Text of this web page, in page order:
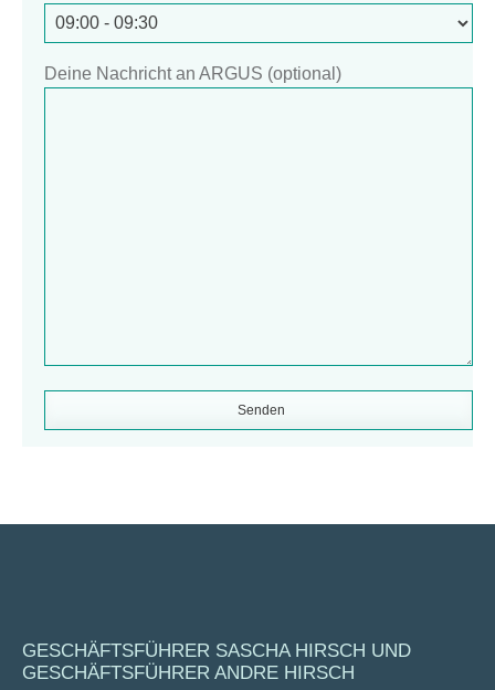
Deine Nachricht an ARGUS (optional)
GESCHÄFTSFÜHRER SASCHA HIRSCH UND
GESCHÄFTSFÜHRER ANDRE HIRSCH